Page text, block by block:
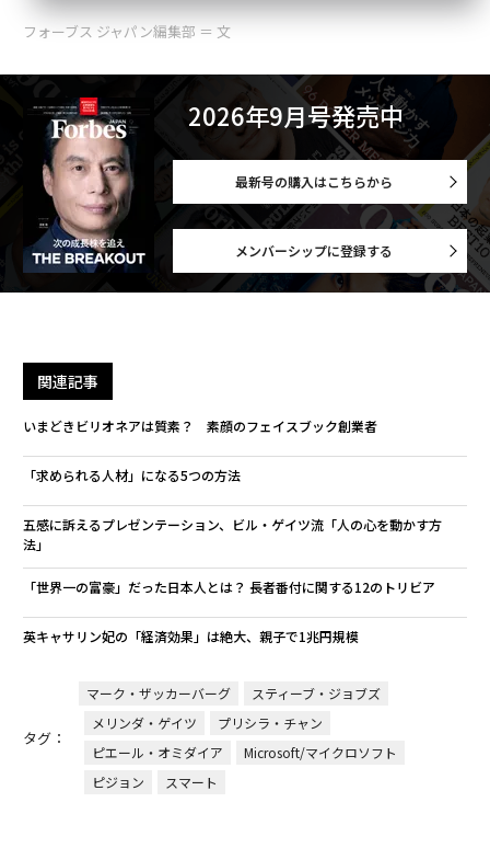
フォーブス ジャパン編集部 ＝ 文
2026年9月号発売中
最新号の購入はこちらから
メンバーシップに登録する
関連記事
いまどきビリオネアは質素？ 素顔のフェイスブック創業者
「求められる人材」になる5つの方法
五感に訴えるプレゼンテーション、ビル・ゲイツ流「人の心を動かす方
法」
「世界一の富豪」だった日本人とは？ 長者番付に関する12のトリビア
英キャサリン妃の「経済効果」は絶大、親子で1兆円規模
タグ：
マーク・ザッカーバーグ
スティーブ・ジョブズ
メリンダ・ゲイツ
プリシラ・チャン
ピエール・オミダイア
Microsoft/マイクロソフト
ピジョン
スマート